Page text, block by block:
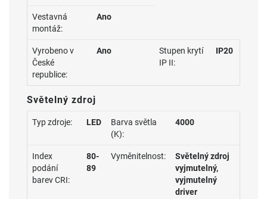
Vestavná
montáž:
Ano
Vyrobeno v
České
republice:
Ano
Stupen krytí
IP II:
IP20
Světelný zdroj
Typ zdroje: LED
Barva světla
(K):
4000
Index
podání
barev CRI:
80-
89
Vyměnitelnost:
Světelný zdroj
vyjmutelný,
vyjmutelný
driver